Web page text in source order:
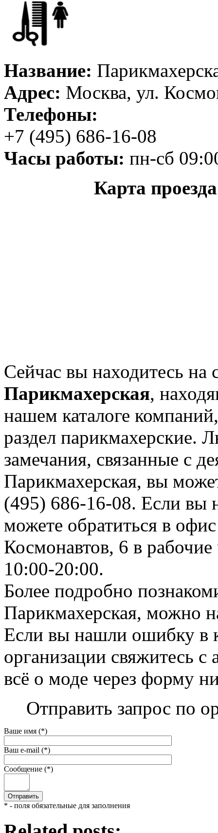
Название:
Адрес: Москва, ул.
Телефоны:
+7 (495) 686-16-08
Часы работы: пн-сб
Карта
Сейчас вы находитесь на
Парикмахерская,
нашем каталоге
раздел
замечания, связанные с
Парикмахерская, вы
(495) 686-16-08. Если вы
можете обратиться в
Космонавтов, 6 в
10:00-20:00.
Более подробно
Парикмахерская, можно
Если вы нашли ошибку в
организации свяжитесь
всё о моде через форму
Отправить запрос по
Ваше имя (*)
Ваш e-mail (*)
Сообщение (*)
* - поля обязательные для заполнения